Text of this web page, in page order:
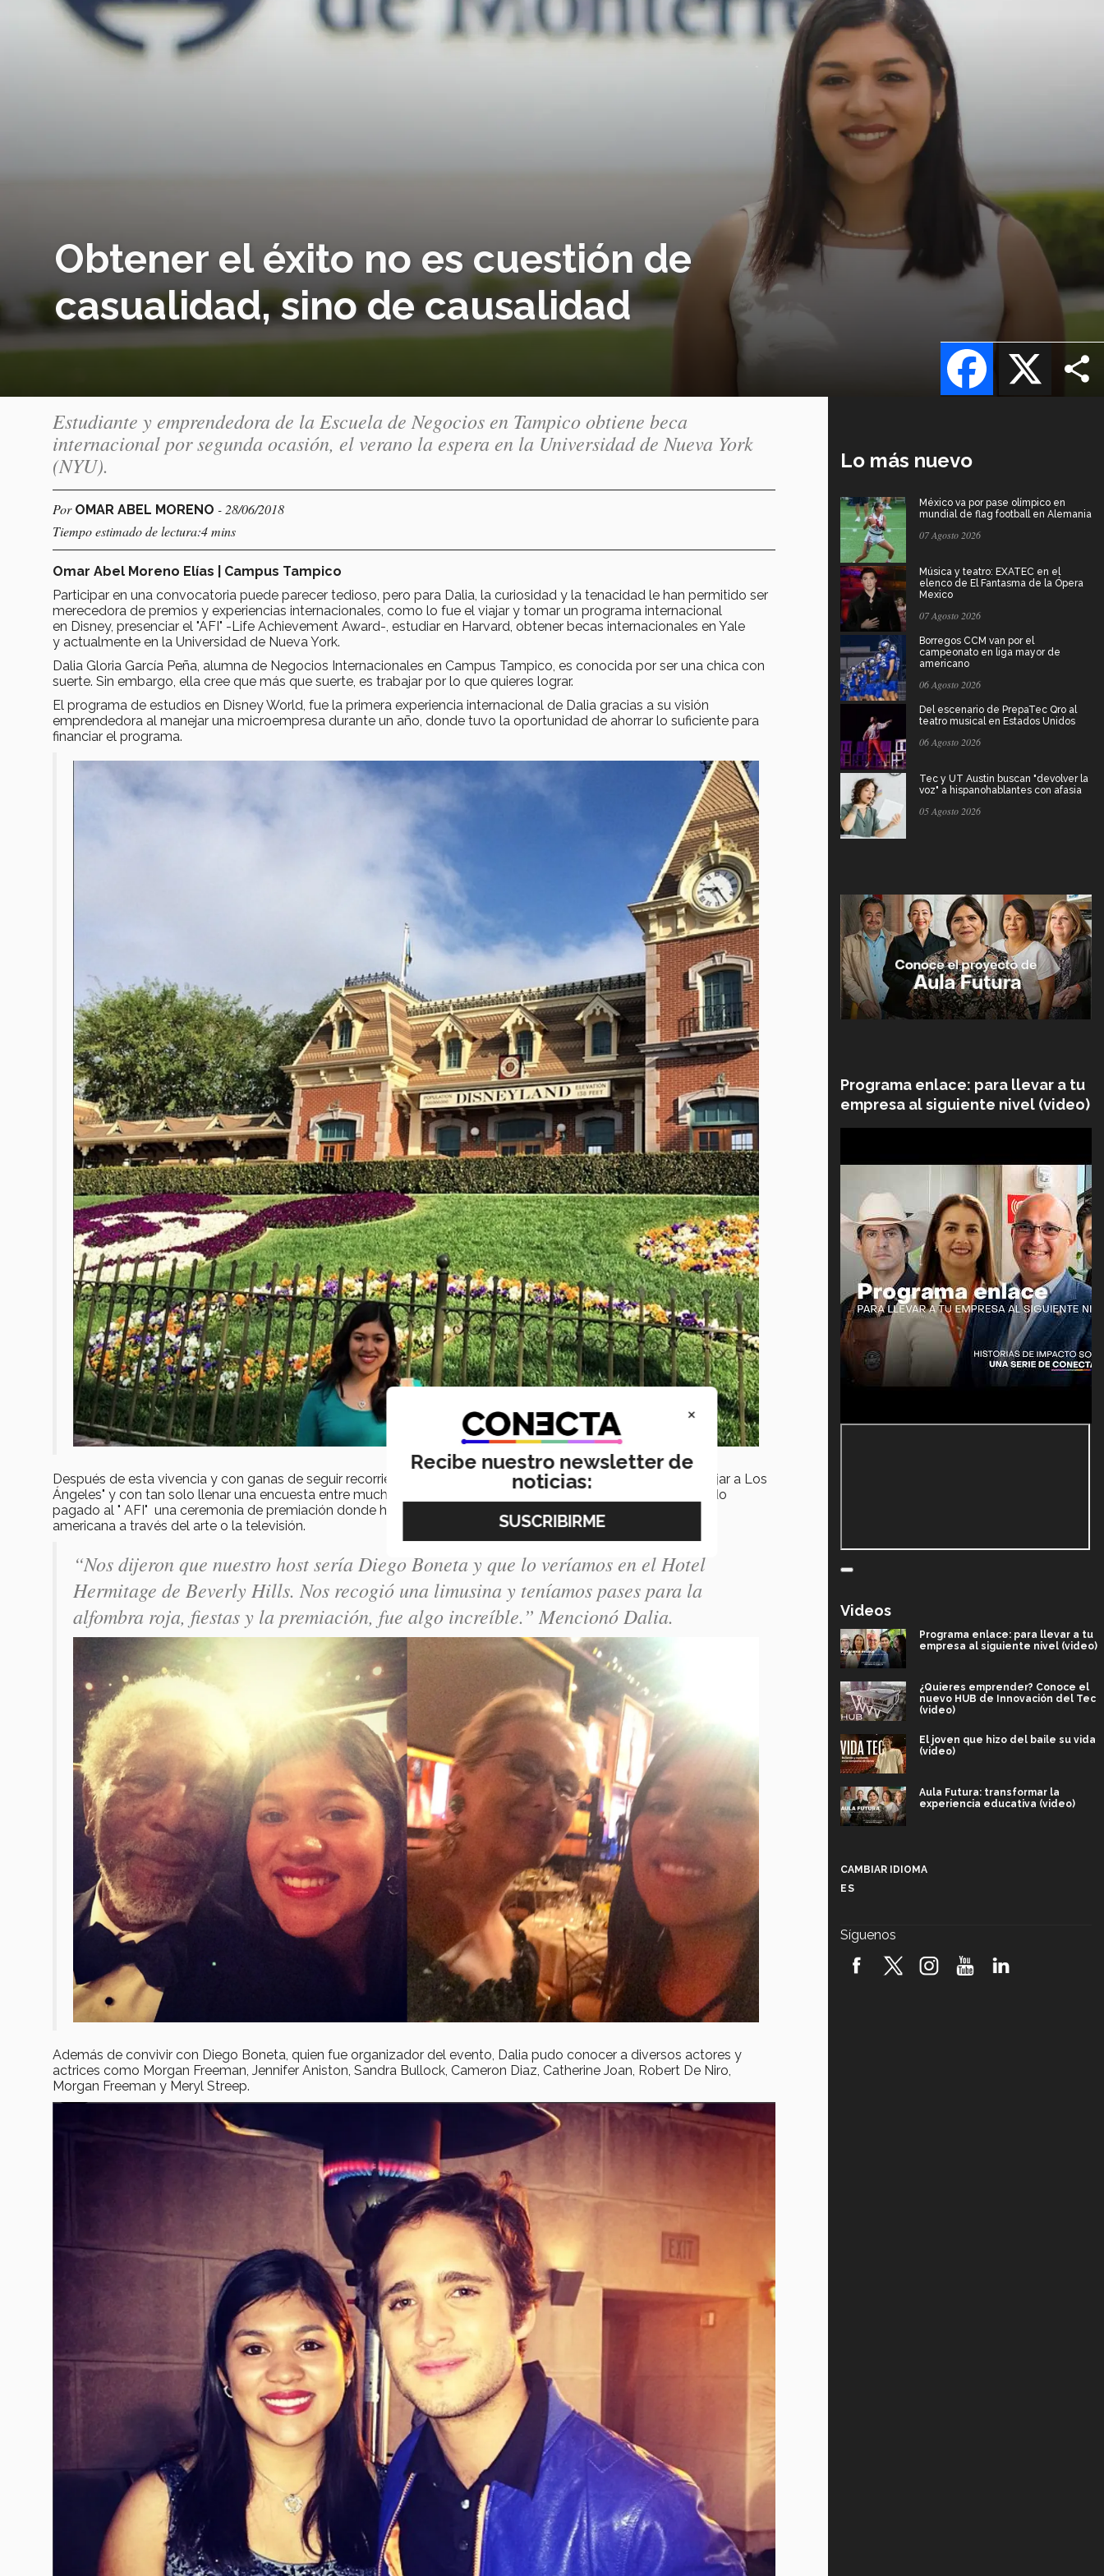
Obtener el éxito no es cuestión de
casualidad, sino de causalidad
X
Facebook
Estudiante y emprendedora de la Escuela de Negocios en Tampico obtiene beca
internacional por segunda ocasión, el verano la espera en la Universidad de Nueva York
(NYU).
Por OMAR ABEL MORENO - 28/06/2018
Tiempo estimado de lectura:4 mins
Omar Abel Moreno Elías | Campus Tampico
Participar en una convocatoria puede parecer tedioso, pero para Dalia, la curiosidad y la tenacidad le han permitido ser
merecedora de premios y experiencias internacionales, como lo fue el viajar y tomar un programa internacional
en Disney, presenciar el "AFI" -Life Achievement Award-, estudiar en Harvard, obtener becas internacionales en Yale
y actualmente en la Universidad de Nueva York.
Dalia Gloria García Peña, alumna de Negocios Internacionales en Campus Tampico, es conocida por ser una chica con
suerte. Sin embargo, ella cree que más que suerte, es trabajar por lo que quieres lograr.
El programa de estudios en Disney World, fue la primera experiencia internacional de Dalia gracias a su visión
emprendedora al manejar una microempresa durante un año, donde tuvo la oportunidad de ahorrar lo suficiente para
financiar el programa.
Después de esta vivencia y con ganas de seguir recorriendo el mundo, llega a su correo "la oportunidad de viajar a Los
Ángeles" y con tan solo llenar una encuesta entre muchos participantes, Dalia resulta ganadora de un viaje todo
pagado al " AFI" una ceremonia de premiación donde honran a una celebridad por su contribución a la cultura
americana a través del arte o la televisión.
“Nos dijeron que nuestro host sería Diego Boneta y que lo veríamos en el Hotel
Hermitage de Beverly Hills. Nos recogió una limusina y teníamos pases para la
alfombra roja, fiestas y la premiación, fue algo increíble.” Mencionó Dalia.
Además de convivir con Diego Boneta, quien fue organizador del evento, Dalia pudo conocer a diversos actores y
actrices como Morgan Freeman, Jennifer Aniston, Sandra Bullock, Cameron Diaz, Catherine Joan, Robert De Niro,
Morgan Freeman y Meryl Streep.
Lo más nuevo
México va por pase olímpico en
mundial de flag football en Alemania
07 Agosto 2026
Música y teatro: EXATEC en el
elenco de El Fantasma de la Ópera
Mexico
07 Agosto 2026
Borregos CCM van por el
campeonato en liga mayor de
americano
06 Agosto 2026
Del escenario de PrepaTec Qro al
teatro musical en Estados Unidos
06 Agosto 2026
Tec y UT Austin buscan "devolver la
voz" a hispanohablantes con afasia
05 Agosto 2026
Programa enlace: para llevar a tu
empresa al siguiente nivel (video)
Videos
Programa enlace: para llevar a tu
empresa al siguiente nivel (video)
¿Quieres emprender? Conoce el
nuevo HUB de Innovación del Tec
(video)
El joven que hizo del baile su vida
(video)
Aula Futura: transformar la
experiencia educativa (video)
robótica FIRST 2026! (video)
CAMBIAR IDIOMA
ES
Síguenos
×
Recibe nuestro newsletter de
noticias: